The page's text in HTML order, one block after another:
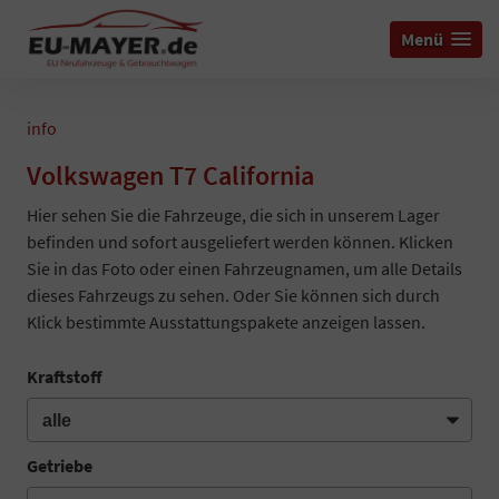
Menü
info
Volkswagen T7 California
Hier sehen Sie die Fahrzeuge, die sich in unserem Lager
befinden und sofort ausgeliefert werden können. Klicken
Sie in das Foto oder einen Fahrzeugnamen, um alle Details
dieses Fahrzeugs zu sehen. Oder Sie können sich durch
Klick bestimmte Ausstattungspakete anzeigen lassen.
Kraftstoff
Getriebe